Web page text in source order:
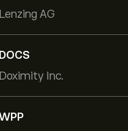
Lenzing AG
DOCS
Doximity Inc.